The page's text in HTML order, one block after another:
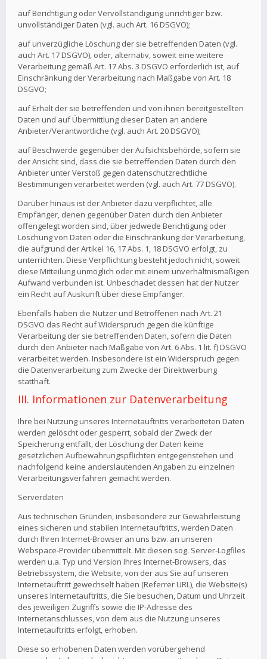
auf Berichtigung oder Vervollständigung unrichtiger bzw.
unvollständiger Daten (vgl. auch Art. 16 DSGVO);
auf unverzügliche Löschung der sie betreffenden Daten (vgl.
auch Art. 17 DSGVO), oder, alternativ, soweit eine weitere
Verarbeitung gemäß Art. 17 Abs. 3 DSGVO erforderlich ist, auf
Einschränkung der Verarbeitung nach Maßgabe von Art. 18
DSGVO;
auf Erhalt der sie betreffenden und von ihnen bereitgestellten
Daten und auf Übermittlung dieser Daten an andere
Anbieter/Verantwortliche (vgl. auch Art. 20 DSGVO);
auf Beschwerde gegenüber der Aufsichtsbehörde, sofern sie
der Ansicht sind, dass die sie betreffenden Daten durch den
Anbieter unter Verstoß gegen datenschutzrechtliche
Bestimmungen verarbeitet werden (vgl. auch Art. 77 DSGVO).
Darüber hinaus ist der Anbieter dazu verpflichtet, alle
Empfänger, denen gegenüber Daten durch den Anbieter
offengelegt worden sind, über jedwede Berichtigung oder
Löschung von Daten oder die Einschränkung der Verarbeitung,
die aufgrund der Artikel 16, 17 Abs. 1, 18 DSGVO erfolgt, zu
unterrichten. Diese Verpflichtung besteht jedoch nicht, soweit
diese Mitteilung unmöglich oder mit einem unverhältnismäßigen
Aufwand verbunden ist. Unbeschadet dessen hat der Nutzer
ein Recht auf Auskunft über diese Empfänger.
Ebenfalls haben die Nutzer und Betroffenen nach Art. 21
DSGVO das Recht auf Widerspruch gegen die künftige
Verarbeitung der sie betreffenden Daten, sofern die Daten
durch den Anbieter nach Maßgabe von Art. 6 Abs. 1 lit. f) DSGVO
verarbeitet werden. Insbesondere ist ein Widerspruch gegen
die Datenverarbeitung zum Zwecke der Direktwerbung
statthaft.
III. Informationen zur Datenverarbeitung
Ihre bei Nutzung unseres Internetauftritts verarbeiteten Daten
werden gelöscht oder gesperrt, sobald der Zweck der
Speicherung entfällt, der Löschung der Daten keine
gesetzlichen Aufbewahrungspflichten entgegenstehen und
nachfolgend keine anderslautenden Angaben zu einzelnen
Verarbeitungsverfahren gemacht werden.
Serverdaten
Aus technischen Gründen, insbesondere zur Gewährleistung
eines sicheren und stabilen Internetauftritts, werden Daten
durch Ihren Internet-Browser an uns bzw. an unseren
Webspace-Provider übermittelt. Mit diesen sog. Server-Logfiles
werden u.a. Typ und Version Ihres Internet-Browsers, das
Betriebssystem, die Website, von der aus Sie auf unseren
Internetauftritt gewechselt haben (Referrer URL), die Website(s)
unseres Internetauftritts, die Sie besuchen, Datum und Uhrzeit
des jeweiligen Zugriffs sowie die IP-Adresse des
Internetanschlusses, von dem aus die Nutzung unseres
Internetauftritts erfolgt, erhoben.
Diese so erhobenen Daten werden vorübergehend